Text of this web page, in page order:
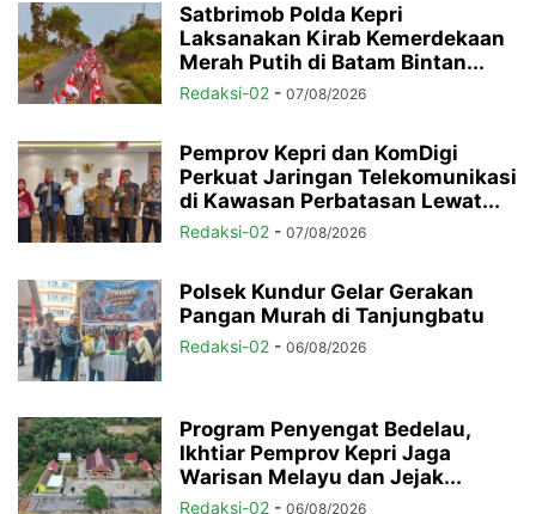
Satbrimob Polda Kepri
Laksanakan Kirab Kemerdekaan
Merah Putih di Batam Bintan...
Redaksi-02 - 07/08/2026
Pemprov Kepri dan KomDigi
Perkuat Jaringan Telekomunikasi
di Kawasan Perbatasan Lewat...
Redaksi-02 - 07/08/2026
Polsek Kundur Gelar Gerakan
Pangan Murah di Tanjungbatu
Redaksi-02 - 06/08/2026
Program Penyengat Bedelau,
Ikhtiar Pemprov Kepri Jaga
Warisan Melayu dan Jejak...
Redaksi-02 - 06/08/2026